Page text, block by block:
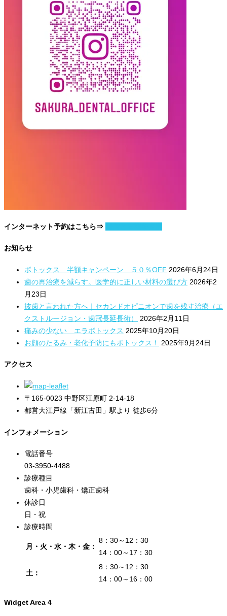
インターネット予約はこちら⇒
お知らせ
ボトックス 半額キャンペーン ５０％OFF 2026年6月24日
歯の再治療を減らす。医学的に正しい材料の選び方 2026年2
月23日
抜歯と言われた方へ｜セカンドオピニオンで歯を残す治療（エ
クストルージョン・歯冠長延長術）
2026年2月11日
痛みの少ない エラボトックス 2025年10月20日
お顔のたるみ・老化予防にもボトックス！
2025年9月24日
アクセス
〒165-0023 中野区江原町 2-14-18
都営大江戸線「新江古田」駅より 徒歩6分
インフォメーション
電話番号
03-3950-4488
診療種目
歯科・小児歯科・矯正歯科
休診日
日・祝
診療時間
月・火・水・木・金：
8：30～12：30
14：00～17：30
土：
8：30～12：30
14：00～16：00
Widget Area 4